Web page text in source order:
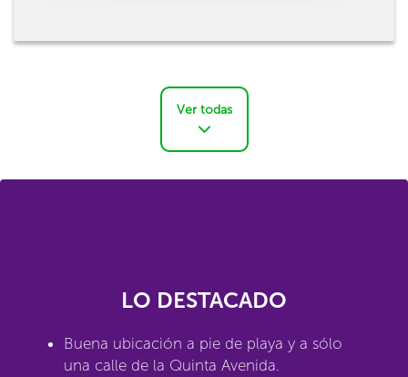
Ver todas
LO DESTACADO
Buena ubicación a pie de playa y a sólo
una calle de la Quinta Avenida.